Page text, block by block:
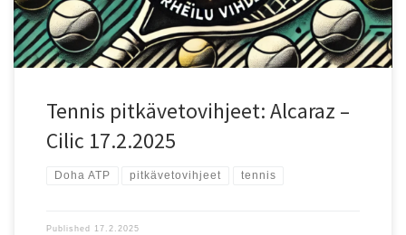
pelaajista, ja hänen pelinsä perustuu vahvaan peruslyöntipeliin,
loistavaan liikkeeseen ja monipuolisiin lyöntivalintoihin. Hän pystyy
vaihtelemaan temponhallintaa, hyökkäämään tehokkaasti ja
puolustamaan erinomaisesti, mikä tekee hänestä vaikean
Tennis pitkävetovihjeet: Alcaraz –
Cilic 17.2.2025
Doha ATP pitkävetovihjeet tennis
Published 17.2.2025